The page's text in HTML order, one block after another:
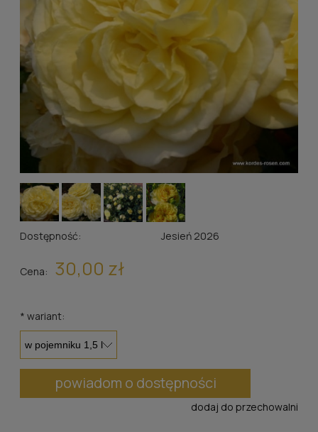
Dostępność: Jesień 2026
Cena: 30,00 zł
* wariant:
powiadom o dostępności
dodaj do przechowalni